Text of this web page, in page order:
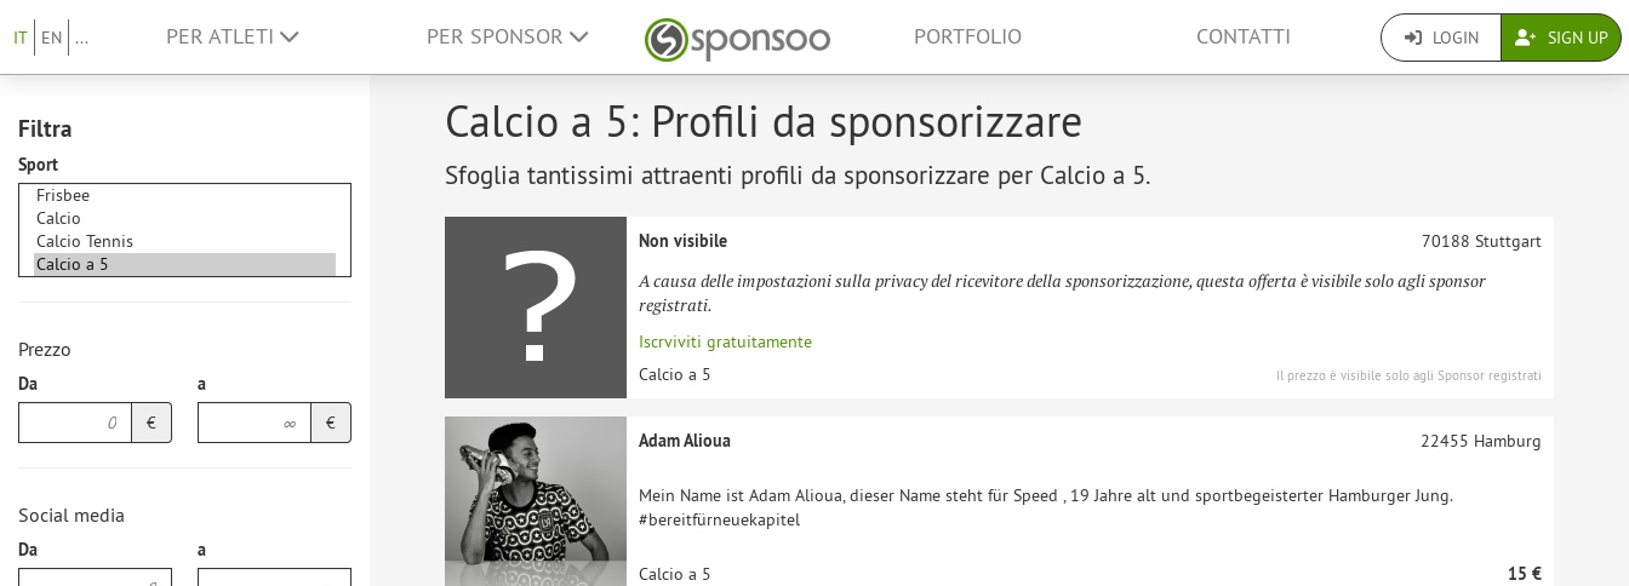
IT EN ... PER ATLETI PER SPONSOR PORTFOLIO CONTATTI LOGIN SIGN UP
Filtra
Sport
Prezzo
Da
€
a
€
Social media
Da a
Calcio a 5: Profili da sponsorizzare
Sfoglia tantissimi attraenti profili da sponsorizzare per Calcio a 5.
Non visibile
A causa delle impostazioni sulla privacy del ricevitore della sponsorizzazione, questa offerta è visibile solo agli sponsor
registrati.
Iscrviviti gratuitamente
70188 Stuttgart
Calcio a 5 Il prezzo è visibile solo agli Sponsor registrati
Adam Alioua
Mein Name ist Adam Alioua, dieser Name steht für Speed , 19 Jahre alt und sportbegeisterter Hamburger Jung.
#bereitfürneuekapitel
22455 Hamburg
Calcio a 5 15 €